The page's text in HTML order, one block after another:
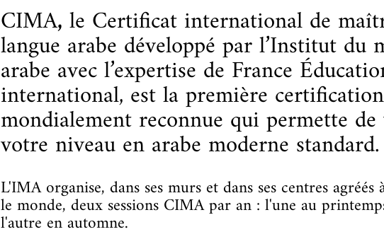
CIMA,le Certificat international de
langue arabe développé par l’Institut du
arabe avec l’expertise de France
international, est la première certification
mondialement reconnue qui permette
votre niveau en arabe moderne standard.
L'IMA organise, dans ses murs et dans ses centres agréés
le monde, deux sessions CIMA par an : l'une au
l'autre en automne.